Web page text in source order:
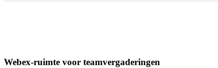
Webex-ruimte voor teamvergaderingen